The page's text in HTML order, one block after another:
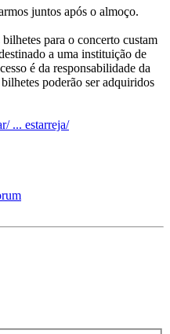
juntos após o almoço.
para o concerto custam
a uma instituição de
é da responsabilidade da
poderão ser adquiridos
... estarreja/